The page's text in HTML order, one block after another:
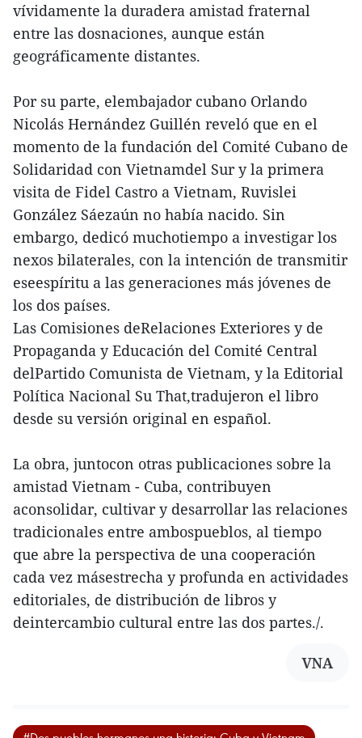
vívidamente la duradera amistad fraternal
entre las dosnaciones, aunque están
geográficamente distantes.
Por su parte, elembajador cubano Orlando
Nicolás Hernández Guillén reveló que en el
momento de la fundación del Comité Cubano de
Solidaridad con Vietnamdel Sur y la primera
visita de Fidel Castro a Vietnam, Ruvislei
González Sáezaún no había nacido. Sin
embargo, dedicó muchotiempo a investigar los
nexos bilaterales, con la intención de transmitir
eseespíritu a las generaciones más jóvenes de
los dos países.
Las Comisiones deRelaciones Exteriores y de
Propaganda y Educación del Comité Central
delPartido Comunista de Vietnam, y la Editorial
Política Nacional Su That,tradujeron el libro
desde su versión original en español.
La obra, juntocon otras publicaciones sobre la
amistad Vietnam - Cuba, contribuyen
aconsolidar, cultivar y desarrollar las relaciones
tradicionales entre ambospueblos, al tiempo
que abre la perspectiva de una cooperación
cada vez másestrecha y profunda en actividades
editoriales, de distribución de libros y
deintercambio cultural entre las dos partes./.
VNA